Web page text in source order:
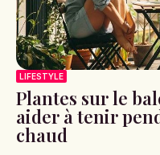
LIFESTYLE
Plantes sur le
aider à tenir
chaud